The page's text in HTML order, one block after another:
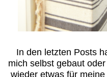
In den letzten Posts
mich selbst gebaut
wieder etwas für